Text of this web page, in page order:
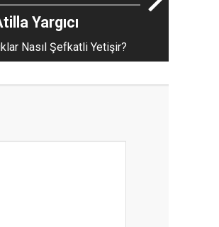
Yargıcı
Nasıl Şefkatli Yetişir?